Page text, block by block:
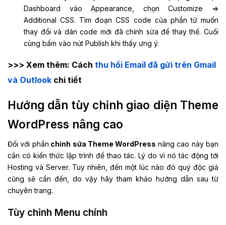
Dashboard vào Appearance, chọn Customize =>
Additional CSS. Tìm đoạn CSS code của phần tử muốn
thay đổi và dán code mới đã chỉnh sửa để thay thế. Cuối
cùng bấm vào nút Publish khi thấy ưng ý.
>>> Xem thêm: Cách thu hồi Email đã gửi trên Gmail
và Outlook chi tiết
Hướng dẫn tùy chỉnh giao diện Theme
WordPress nâng cao
Đối với phần chỉnh sửa Theme WordPress nâng cao này bạn
cần có kiến thức lập trình để thao tác. Lý do vì nó tác động tới
Hosting và Server. Tuy nhiên, đến một lúc nào đó quý độc giả
cũng sẽ cần đến, do vậy hãy tham khảo hướng dẫn sau từ
chuyên trang.
Tùy chỉnh Menu chính